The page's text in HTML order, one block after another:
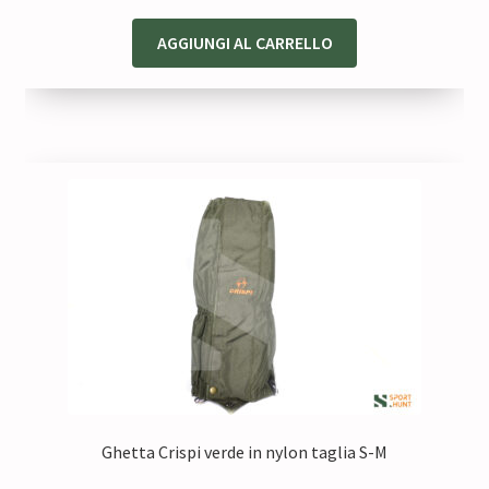
originale
era:
attuale
è:
AGGIUNGI AL CARRELLO
Ghetta Crispi verde in nylon taglia S-M